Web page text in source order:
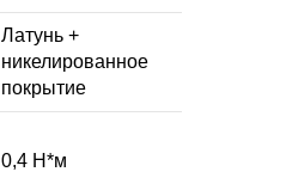
Латунь +
никелированное
покрытие
0,4 Н*м